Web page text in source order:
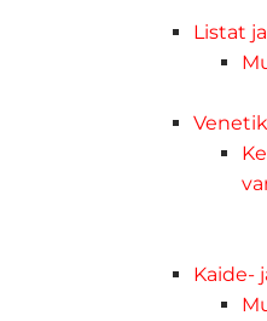
Listat
Kaide-